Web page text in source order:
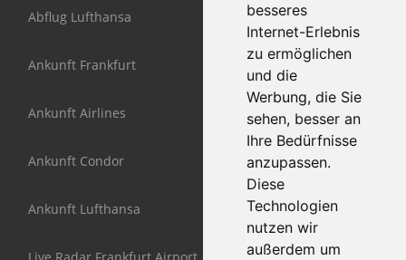
besseres
Internet-Erlebnis
zu ermöglichen
und die
Werbung, die Sie
sehen, besser an
Ihre Bedürfnisse
anzupassen.
Diese
Technologien
nutzen wir
außerdem um
Abflug Lufthansa
Ankunft Frankfurt
Ankunft Airlines
Ankunft Condor
Ankunft Lufthansa
Live Radar Frankfurt Airport